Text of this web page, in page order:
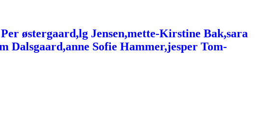
østergaard,lg Jensen,mette-Kirstine Bak,sara
Dalsgaard,anne Sofie Hammer,jesper Tom-